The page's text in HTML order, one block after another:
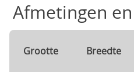
Afmetingen
Grootte Breedte